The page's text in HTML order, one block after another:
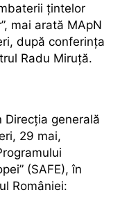
țintelor
mai arată MApN
după conferința
Radu Miruță.
Direcția generală
29 mai,
(SAFE), în
României: